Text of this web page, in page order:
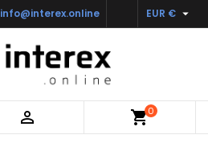
info@interex.online EUR € 
 shopping_cart0